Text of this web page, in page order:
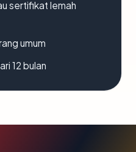
sertifikat lemah
umum
12 bulan